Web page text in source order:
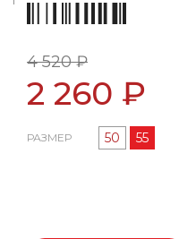
4 520 ₽
2 260 ₽
РАЗМЕР 50 55